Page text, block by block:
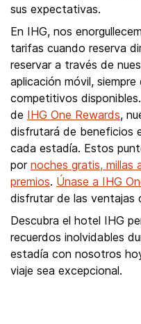
sus expectativas.
En IHG, nos
tarifas cuando reserva
reservar a través de
aplicación móvil,
competitivos
de IHG One Rewards,
disfrutará de beneficios
cada estadía. Estos
por noches gratis, millas
premios. Únase a IHG
disfrutar de las ventajas
Descubra el hotel IHG
recuerdos inolvidables
estadía con nosotros
viaje sea excepcional.